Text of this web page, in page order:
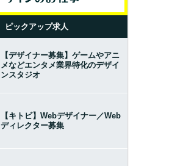
ピックアップ求人
【デザイナー募集】ゲームやアニ
メなどエンタメ業界特化のデザイ
ンスタジオ
【キトビ】Webデザイナー／Web
ディレクター募集